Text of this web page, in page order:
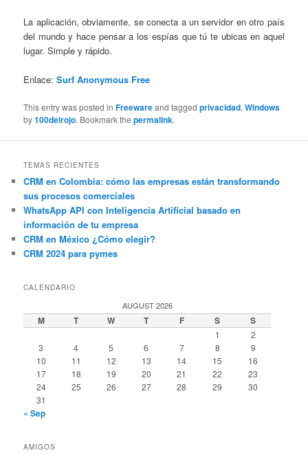
La aplicación, obviamente, se conecta a un servidor en otro país
del mundo y hace pensar a los espías que tú te ubicas en aquel
lugar. Simple y rápido.
Enlace:Surf Anonymous Free
This entry was posted inFreewareand taggedprivacidad,Windows
by100delrojo. Bookmark thepermalink.
TEMAS RECIENTES
CRM en Colombia: cómo las empresas están transformando
sus procesos comerciales
WhatsApp API con Inteligencia Artificial basado en
información de tu empresa
CRM en México ¿Cómo elegir?
CRM 2024 para pymes
CALENDARIO
AUGUST 2026
M T W T F S S
1
2
3
4 5 6 7 8
9
10
11 12 13 14 15
16
17
18 19 20 21 22
23
24
25 26 27 28 29
30
31
« Sep
AMIGOS